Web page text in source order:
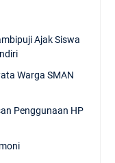
Ajak Siswa
Warga SMAN
Penggunaan HP